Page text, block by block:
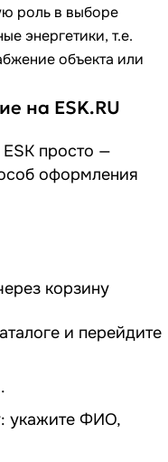
роль в выборе
энергетики, т.е.
объекта или
на ESK.RU
просто —
оформления
корзину
и перейдите
укажите ФИО,